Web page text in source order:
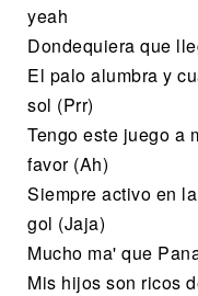
yeah
Dondequiera que
El palo alumbra y
sol (Prr)
Tengo este juego a
favor (Ah)
Siempre activo en
gol (Jaja)
Mucho ma' que
Mis hijos son ricos